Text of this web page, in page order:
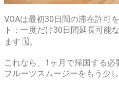
VOAは最初30日間の滞在許可
ト：一度だけ30日間延長可能
ます 🗓️。
これなら、1ヶ月で帰国する
フルーツスムージーをもう少